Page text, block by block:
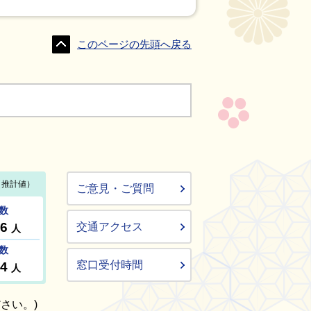
このページの先頭へ戻る
い。)
ご意見・ご質問
交通アクセス
窓口受付時間